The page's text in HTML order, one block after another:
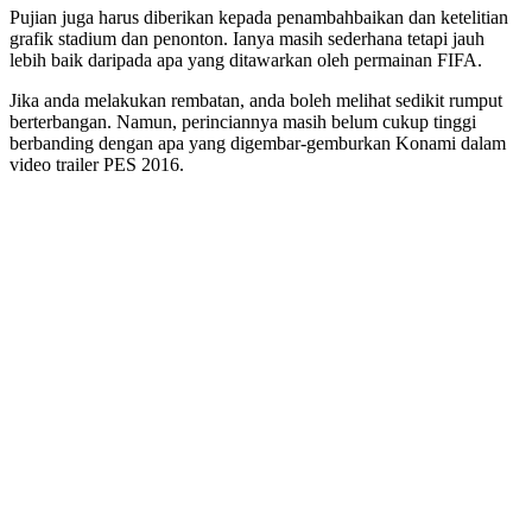
Pujian juga harus diberikan kepada penambahbaikan dan ketelitian
grafik stadium dan penonton. Ianya masih sederhana tetapi jauh
lebih baik daripada apa yang ditawarkan oleh permainan FIFA.
Jika anda melakukan rembatan, anda boleh melihat sedikit rumput
berterbangan. Namun, perinciannya masih belum cukup tinggi
berbanding dengan apa yang digembar-gemburkan Konami dalam
video trailer PES 2016.